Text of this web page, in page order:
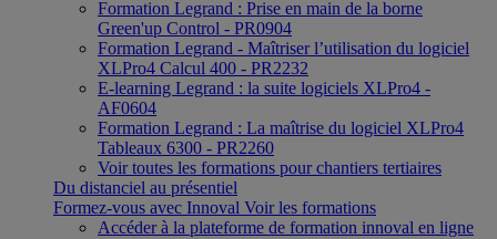
Formation Legrand : Prise en main de la borne
Green'up Control - PR0904
Formation Legrand - Maîtriser l’utilisation du logiciel
XLPro4 Calcul 400 - PR2232
E-learning Legrand : la suite logiciels XLPro4 -
AF0604
Formation Legrand : La maîtrise du logiciel XLPro4
Tableaux 6300 - PR2260
Voir toutes les formations pour chantiers tertiaires
Du distanciel au présentiel
Formez-vous avec Innoval Voir les formations
Accéder à la plateforme de formation innoval en ligne